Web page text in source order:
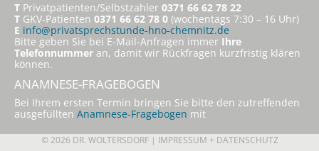
T Privatpatienten/Selbstzahler 0371 66 62 78 22
T GKV-Patienten 0371 66 62 78 0 (wochentags 7:30 – 16 Uhr)
E info@privatsprechstunde-hno-chemnitz.de
Bitte geben Sie bei E-Mail-Anfragen immer Ihre
Telefonnummer an, damit wir Rückfragen kurzfristig klären
können.
ANAMNESE-FRAGEBOGEN
Bei Ihrem ersten Termin bringen Sie bitte den zutreffenden
ausgefüllten Anamnese-Fragebogen mit
© 2026 DR. WOLTERSDORF | IMPRESSUM + DATENSCHUTZ